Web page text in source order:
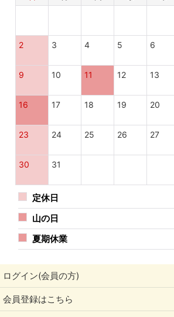
2 3 4 5 6
9 10 11 12 13
16 17 18 19 20
23 24 25 26 27
30 31
定休日
山の日
夏期休業
ログイン(会員の方)
会員登録はこちら